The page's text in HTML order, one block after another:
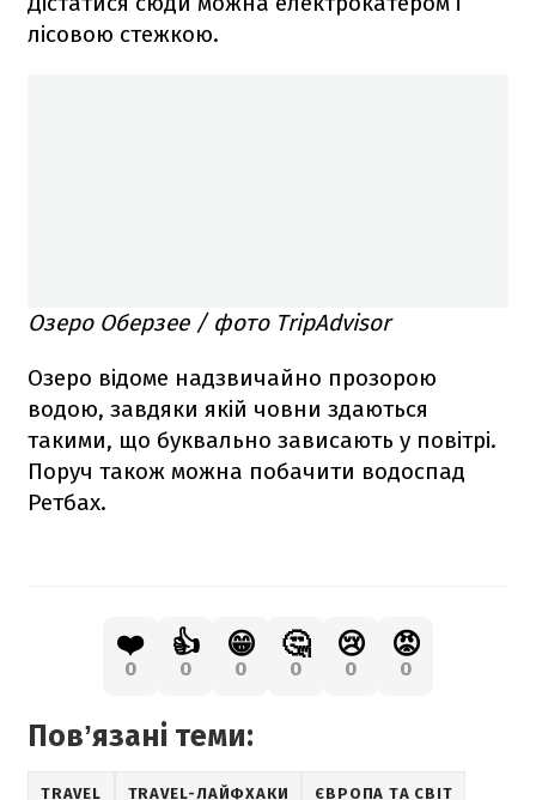
лісовою стежкою.
Озеро Оберзее / фото TripAdvisor
Озеро відоме надзвичайно прозорою
водою, завдяки якій човни здаються
такими, що буквально зависають у повітрі.
Поруч також можна побачити водоспад
Ретбах.
❤️
0
👍
0
😁
0
🤔
0
😢
0
😡
0
Повʼязані теми:
TRAVEL TRAVEL-ЛАЙФХАКИ ЄВРОПА ТА СВІТ